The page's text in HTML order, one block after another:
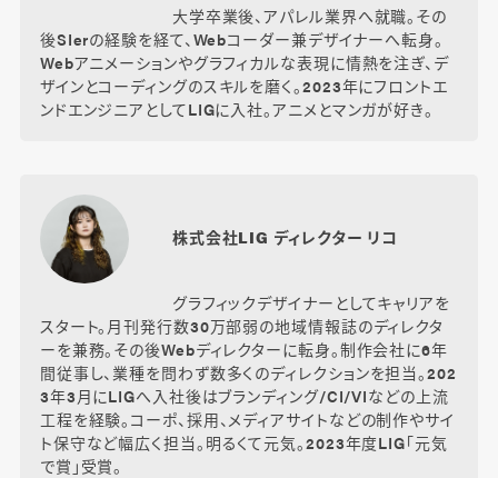
大学卒業後、アパレル業界へ就職。その
後SIerの経験を経て、Webコーダー兼デザイナーへ転身。
Webアニメーションやグラフィカルな表現に情熱を注ぎ、デ
ザインとコーディングのスキルを磨く。2023年にフロントエ
ンドエンジニアとしてLIGに入社。アニメとマンガが好き。
株式会社LIG ディレクター リコ
グラフィックデザイナーとしてキャリアを
スタート。月刊発行数30万部弱の地域情報誌のディレクタ
ーを兼務。その後Webディレクターに転身。制作会社に6年
間従事し、業種を問わず数多くのディレクションを担当。202
3年3月にLIGへ入社後はブランディング/CI/VIなどの上流
工程を経験。コーポ、採用、メディアサイトなどの制作やサイ
ト保守など幅広く担当。明るくて元気。2023年度LIG「元気
で賞」受賞。